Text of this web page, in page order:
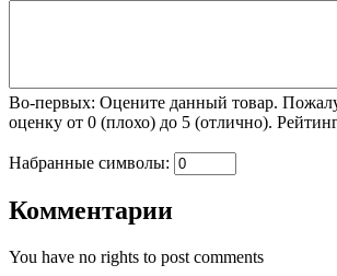
Во-первых: Оцените данный товар.
оценку от 0 (плохо) до 5 (отлично).
Набранные символы:
Комментарии
You have no rights to post comments